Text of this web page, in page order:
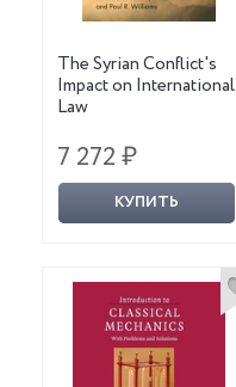
The Syrian Conflict's
Impact on International
Law
7 272 ₽
КУПИТЬ